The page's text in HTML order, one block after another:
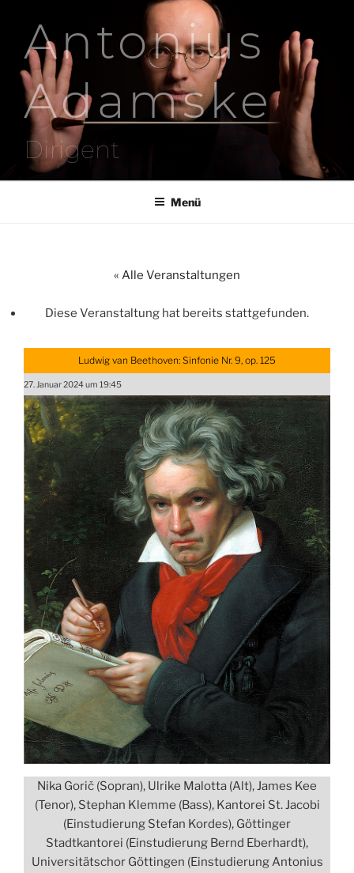
springenAntonius
Adamske
Dirigent
Menü
« Alle Veranstaltungen
Diese Veranstaltung hat bereits stattgefunden.
Ludwig van Beethoven: Sinfonie Nr. 9, op. 125
27. Januar 2024 um 19:45
Nika Gorič (Sopran), Ulrike Malotta (Alt), James Kee
(Tenor), Stephan Klemme (Bass), Kantorei St. Jacobi
(Einstudierung Stefan Kordes), Göttinger
Stadtkantorei (Einstudierung Bernd Eberhardt),
Universitätschor Göttingen (Einstudierung Antonius